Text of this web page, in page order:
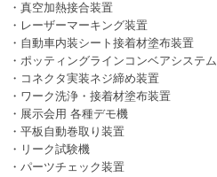
・真空加熱接合装置
・レーザーマーキング装置
・自動車内装シート接着材塗布装置
・ポッティングラインコンベアシステム
・コネクタ実装ネジ締め装置
・ワーク洗浄・接着材塗布装置
・展示会用 各種デモ機
・平板自動巻取り装置
・リーク試験機
・パーツチェック装置